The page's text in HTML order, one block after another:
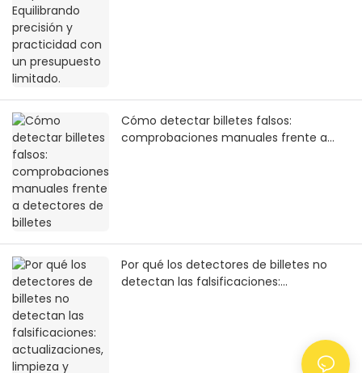
Cómo detectar billetes falsos:
comprobaciones manuales frente a
Por qué los detectores de billetes no
detectan las falsificaciones: